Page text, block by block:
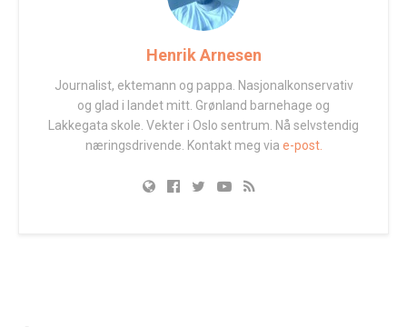
Henrik Arnesen
Journalist, ektemann og pappa. Nasjonalkonservativ
og glad i landet mitt. Grønland barnehage og
Lakkegata skole. Vekter i Oslo sentrum. Nå selvstendig
næringsdrivende. Kontakt meg via e-post.